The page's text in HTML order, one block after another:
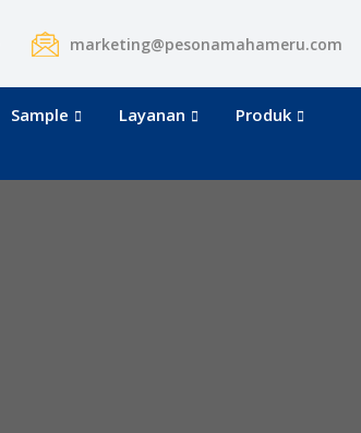
marketing@pesonamahameru.com
Sample Layanan
Produk